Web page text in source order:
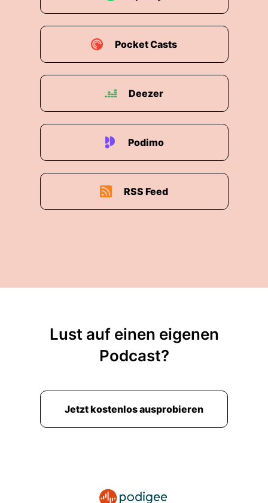
Pocket Casts
Deezer
Podimo
RSS Feed
Lust auf einen eigenen
Podcast?
Jetzt kostenlos ausprobieren